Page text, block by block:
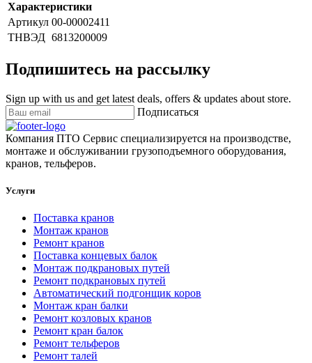
Характеристики
Артикул 00-00002411
ТНВЭД 6813200009
Подпишитесь на рассылку
Sign up with us and get latest deals, offers & updates about store.
Подписаться
Компания ПТО Сервис специализируется на производстве,
монтаже и обслуживании грузоподъемного оборудования,
кранов, тельферов.
Услуги
Поставка кранов
Монтаж кранов
Ремонт кранов
Поставка концевых балок
Монтаж подкрановых путей
Ремонт подкрановых путей
Автоматический подгонщик коров
Монтаж кран балки
Ремонт козловых кранов
Ремонт кран балок
Ремонт тельферов
Ремонт талей